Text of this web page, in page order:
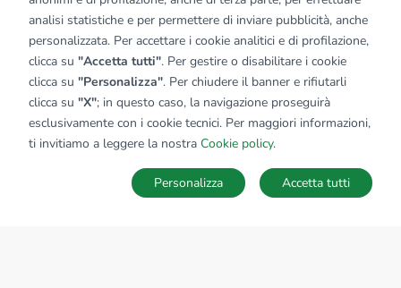
SALVA RICERCA
analisi statistiche e per permettere di inviare pubblicità, anche
personalizzata. Per accettare i cookie analitici e di profilazione,
clicca su "Accetta tutti". Per gestire o disabilitare i cookie
clicca su "Personalizza". Per chiudere il banner e rifiutarli
clicca su "X"; in questo caso, la navigazione proseguirà
esclusivamente con i cookie tecnici. Per maggiori informazioni,
ti invitiamo a leggere la nostra Cookie policy.
Accetta tutti
Personalizza